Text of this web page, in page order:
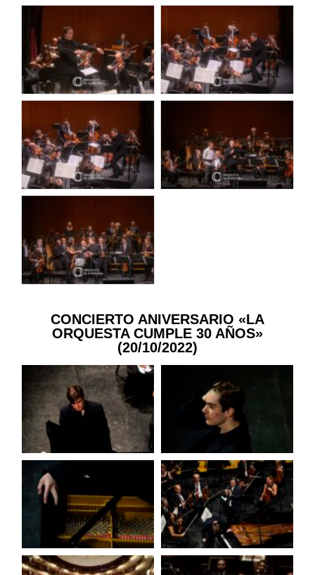
CONCIERTO ANIVERSARIO «LA
ORQUESTA CUMPLE 30 AÑOS»
(20/10/2022)